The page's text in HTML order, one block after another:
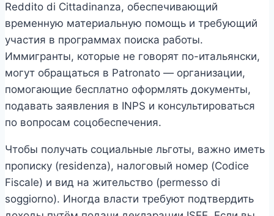
Reddito di Cittadinanza, обеспечивающий
временную материальную помощь и требующий
участия в программах поиска работы.
Иммигранты, которые не говорят по-итальянски,
могут обращаться в Patronato — организации,
помогающие бесплатно оформлять документы,
подавать заявления в INPS и консультироваться
по вопросам соцобеспечения.
Чтобы получать социальные льготы, важно иметь
прописку (residenza), налоговый номер (Codice
Fiscale) и вид на жительство (permesso di
soggiorno). Иногда власти требуют подтвердить